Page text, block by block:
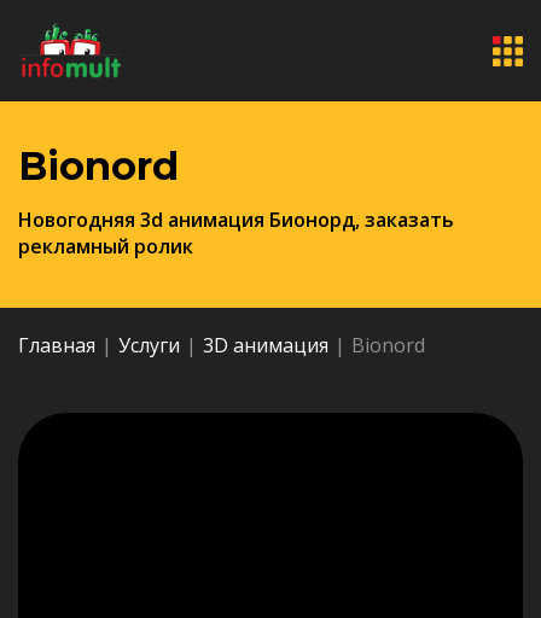
Bionord
Новогодняя 3d анимация Бионорд, заказать
рекламный ролик
Главная | Услуги | 3D анимация | Bionord